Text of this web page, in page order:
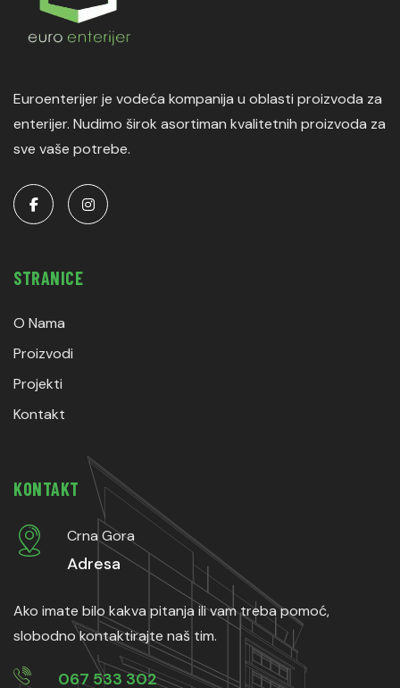
Euroenterijer je vodeća kompanija u oblasti proizvoda za
enterijer. Nudimo širok asortiman kvalitetnih proizvoda za
sve vaše potrebe.
STRANICE
O Nama
Proizvodi
Projekti
Kontakt
KONTAKT
Crna Gora
Adresa
Ako imate bilo kakva pitanja ili vam treba pomoć,
slobodno kontaktirajte naš tim.
067 533 302